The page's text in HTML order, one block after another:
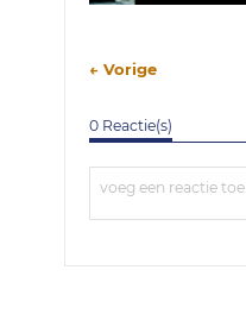
← Vorige
0 Reactie(s)